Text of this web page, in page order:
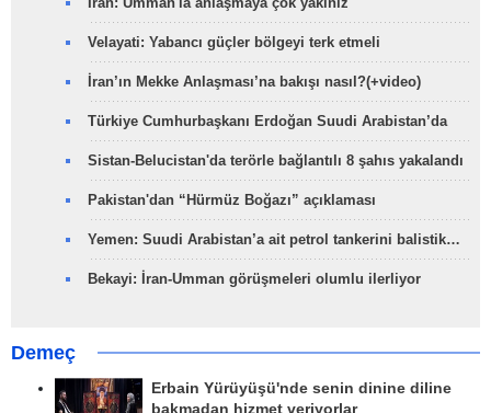
Velayati: Yabancı güçler bölgeyi terk etmeli
İran’ın Mekke Anlaşması’na bakışı nasıl?(+video)
Türkiye Cumhurbaşkanı Erdoğan Suudi Arabistan’da
Sistan-Belucistan'da terörle bağlantılı 8 şahıs yakalandı
Pakistan'dan “Hürmüz Boğazı” açıklaması
Yemen: Suudi Arabistan’a ait petrol tankerini balistik…
Bekayi: İran-Umman görüşmeleri olumlu ilerliyor
Demeç
Erbain Yürüyüşü'nde senin dinine diline
bakmadan hizmet veriyorlar